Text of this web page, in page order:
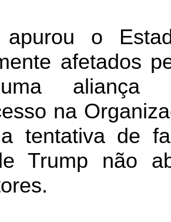
apurou o
afetados
aliança
na
tentativa de
Trump não